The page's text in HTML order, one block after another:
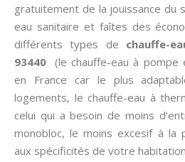
gratuitement de la jouissance du
eau sanitaire et faîtes des
différents types de chauffe-
93440 (le chauffe-eau à pompe
en France car le plus
logements, le chauffe-eau à
celui qui a besoin de moins
monobloc, le moins excesif à la
aux spécificités de votre